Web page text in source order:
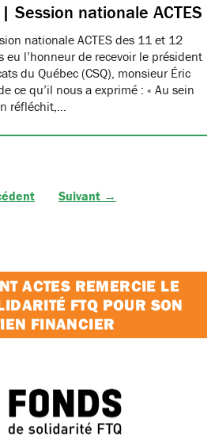
Session nationale ACTES
nationale ACTES des 11 et 12
eu l’honneur de recevoir le président
du Québec (CSQ), monsieur Éric
ce qu’il nous a exprimé : « Au sein
réfléchit,…
Suivant →
ACTES REMERCIE LE
FTQ POUR SON
FINANCIER